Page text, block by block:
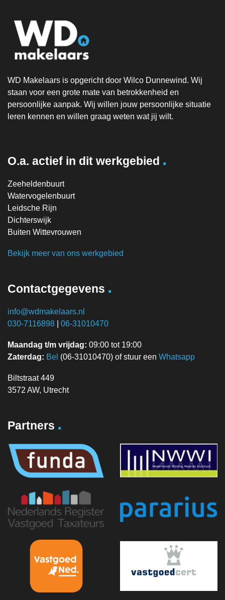
WD Makelaars is opgericht door Wilco Dunnewind. Wij
staan voor een grote mate van betrokkenheid en
persoonlijke aanpak. Wij willen jouw persoonlijke situatie
leren kennen en willen graag weten wat jij wilt.
O.a. actief in dit werkgebied .
Zeeheldenbuurt
Watervogelenbuurt
Leidsche Rijn
Dichterswijk
Buiten Wittevrouwen
Bekijk meer van ons werkgebied
Contactgegevens .
info@wdmakelaars.nl
030-7116898
06-31010470
Maandag t/m vrijdag: 09:00 tot 19:00
Zaterdag: Bel (06-31010470) of stuur een Whatsapp
Biltstraat 449
3572 AW, Utrecht
Partners .